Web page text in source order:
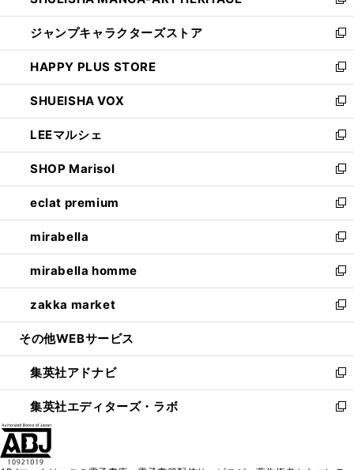
開
く
ウ
ィ
ン
ド
ウ
で
開
く
し
い
ウ
ィ
ン
ド
ウ
で
開
く
ジャンプキャラクターズストア
新
し
い
ウ
ィ
ン
ド
ウ
で
開
く
HAPPY PLUS STORE
新
し
い
ウ
ィ
ン
ド
ウ
で
開
く
SHUEISHA VOX
新
し
い
ウ
ィ
ン
ド
ウ
で
開
く
LEEマルシェ
新
し
い
ウ
ィ
ン
ド
ウ
で
開
く
SHOP Marisol
新
し
い
ウ
ィ
ン
ド
ウ
で
開
eclat premium
新
し
い
ウ
ィ
ン
ド
ウ
開
く
mirabella
新
し
い
ウ
ィ
ン
ウ
で
開
く
mirabella homme
新
し
い
ウ
ン
ド
ウ
で
zakka market
新
し
ウ
ィ
ン
ド
その他WEBサービス
集英社アドナビ
新
し
い
集英社エディターズ・ラボ
新